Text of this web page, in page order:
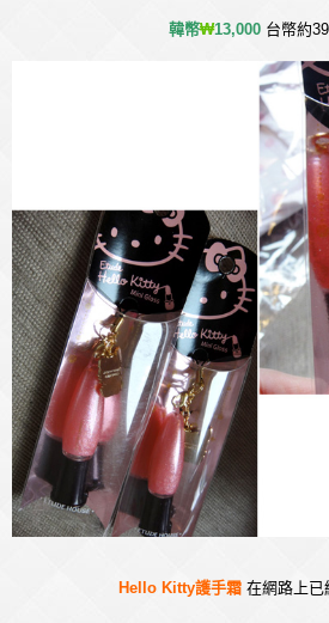
韓幣₩13,000 台幣約
Hello Kitty護手霜 在網路上已